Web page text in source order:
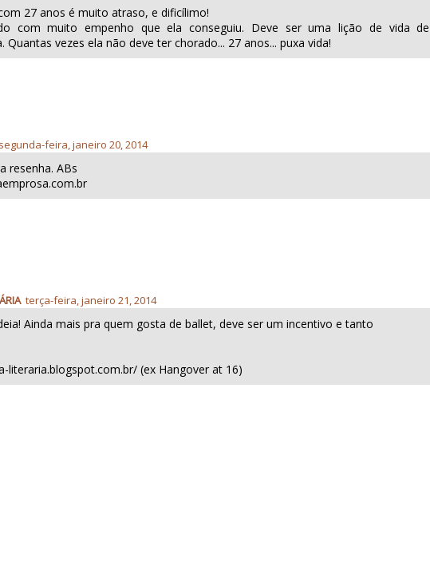
27 anos é muito atraso, e dificílimo!
com muito empenho que ela conseguiu. Deve ser uma lição de vida de
Quantas vezes ela não deve ter chorado... 27 anos... puxa vida!
segunda-feira, janeiro 20, 2014
resenha. ABs
terça-feira, janeiro 21, 2014
Ainda mais pra quem gosta de ballet, deve ser um incentivo e tanto
literaria.blogspot.com.br/ (ex Hangover at 16)